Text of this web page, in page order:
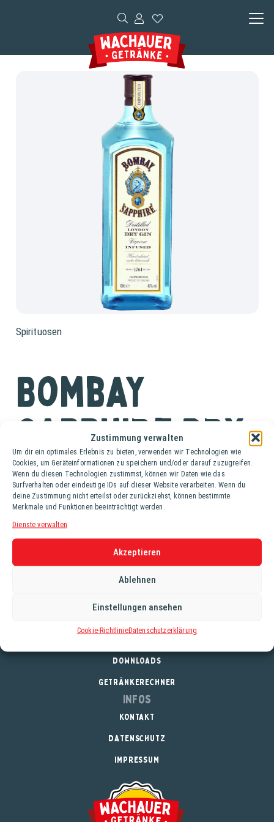
Zustimmung verwalten
Um dir ein optimales Erlebnis zu bieten, verwenden wir Technologien wie
Cookies, um Geräteinformationen zu speichern und/oder darauf zuzugreifen.
Wenn du diesen Technologien zustimmst, können wir Daten wie das
Surfverhalten oder eindeutige IDs auf dieser Website verarbeiten. Wenn du
deine Zustimmung nicht erteilst oder zurückziehst, können bestimmte
Merkmale und Funktionen beeinträchtigt werden.
Dienste verwalten
Akzeptieren
Ablehnen
Einstellungen ansehen
Cookie-RichtlinieDatenschutzerklärung
Spirituosen
Bombay
Sapphire Dry
Gin
Fl. (0,7 lt.)
Einzigartig destilliert, verleihen sie Bombay Sapphire
seinen verlockenden, weichen und komplexen Geschmack.
Bombay Dry basiert immer noch auf demselben.
DOWNLOADS
GETRÄNKERECHNER
Infos
KONTAKT
DATENSCHUTZ
IMPRESSUM